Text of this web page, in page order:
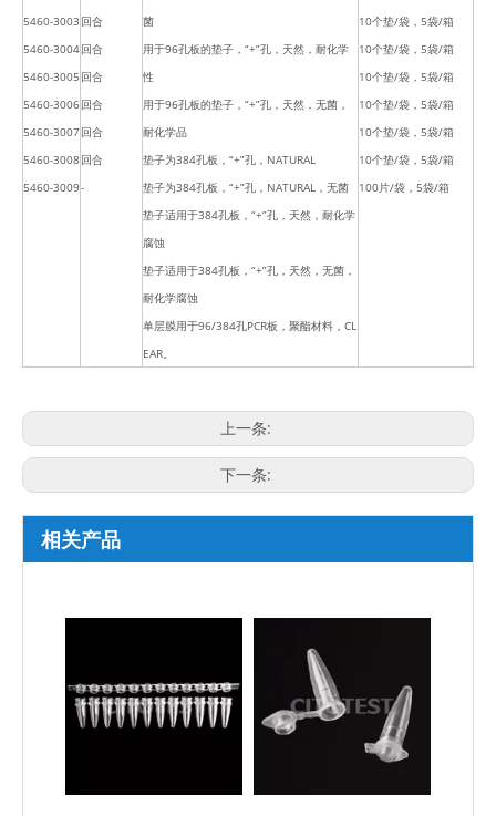
5460-3003
5460-3004
5460-3005
5460-3006
5460-3007
5460-3008
5460-3009
回合
回合
回合
回合
回合
回合
-
菌
用于96孔板的垫子，“+”孔，天然，耐化学
性
用于96孔板的垫子，“+”孔，天然，无菌，
耐化学品
垫子为384孔板，“+”孔，NATURAL
垫子为384孔板，“+”孔，NATURAL，无菌
垫子适用于384孔板，“+”孔，天然，耐化学
腐蚀
垫子适用于384孔板，“+”孔，天然，无菌，
耐化学腐蚀
单层膜用于96/384孔PCR板，聚酯材料，CL
EAR。
10个垫/袋，5袋/箱
10个垫/袋，5袋/箱
10个垫/袋，5袋/箱
10个垫/袋，5袋/箱
10个垫/袋，5袋/箱
10个垫/袋，5袋/箱
100片/袋，5袋/箱
上一条:
下一条:
相关产品